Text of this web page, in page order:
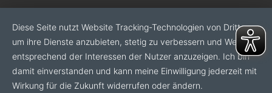
Diese Seite nutzt Website Tracking-Technologien von Dritten,
um ihre Dienste anzubieten, stetig zu verbessern und Werbung
entsprechend der Interessen der Nutzer anzuzeigen. Ich bin
damit einverstanden und kann meine Einwilligung jederzeit mit
Wirkung für die Zukunft widerrufen oder ändern.